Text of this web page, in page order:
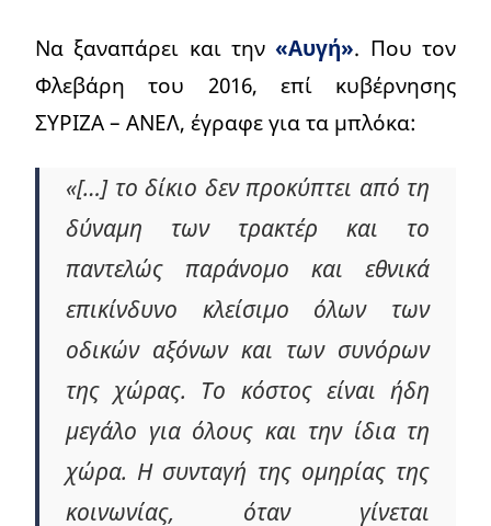
Να ξαναπάρει και την«Αυγή». Που τον
Φλεβάρη του 2016, επί κυβέρνησης
ΣΥΡΙΖΑ – ΑΝΕΛ, έγραφε για τα μπλόκα:
«[…] το δίκιο δεν προκύπτει από τη
δύναμη των τρακτέρ και το
παντελώς παράνομο και εθνικά
επικίνδυνο κλείσιμο όλων των
οδικών αξόνων και των συνόρων
της χώρας. Το κόστος είναι ήδη
μεγάλο για όλους και την ίδια τη
χώρα. Η συνταγή της ομηρίας της
κοινωνίας, όταν γίνεται